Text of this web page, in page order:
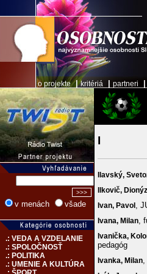
o projekte|kritériá partneri
v menách všade
.: VEDA A VZDELANIE
.: SPOLOČNOSŤ
.: POLITIKA
.: UMENIE A KULTÚRA
I
Ilavský,
Ilkovič, Dionýz
Ivan, Pavol ,
Ivana, Milan,
Ivanička,
pedagóg
Ivanka, Milan,